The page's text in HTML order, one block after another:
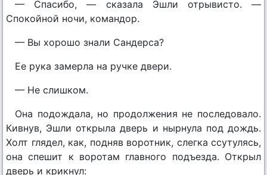
— Спасибо, — сказала Эшли отрывисто. —
Спокойной ночи, командор.
— Вы хорошо знали Сандерса?
Ее рука замерла на ручке двери.
— Не слишком.
Она подождала, но продолжения не последовало.
Кивнув, Эшли открыла дверь и нырнула под дождь.
Холт глядел, как, подняв воротник, слегка ссутулясь,
она спешит к воротам главного подъезда. Открыл
дверь и крикнул: